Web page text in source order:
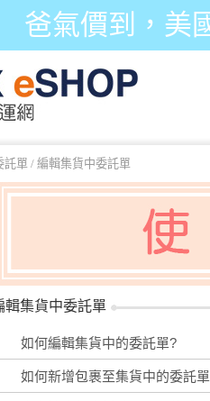
爸氣價到，美
託單 / 編輯集貨中委託單
輯集貨中委託單
如何編輯集貨中的委託單?
如何新增包裹至集貨中的委託